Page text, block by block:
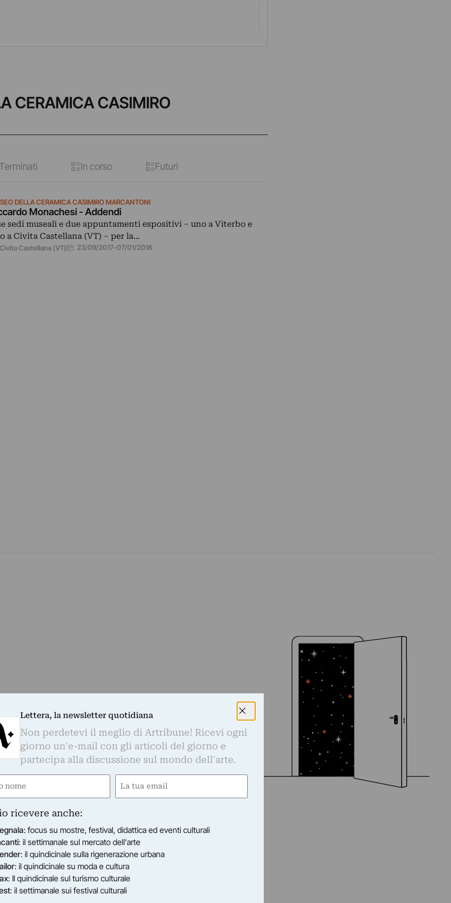
CERAMICA CASIMIRO
In corso Futuri
DELLA CERAMICA CASIMIRO MARCANTONI
Monachesi - Addendi
sedi museali e due appuntamenti espositivi – uno a Viterbo e
a Civita Castellana (VT) – per la…
Civita Castellana (VT) 23/09/2017–07/01/2018
Lettera, la newsletter quotidiana
Non perdetevi il meglio di Artribune! Ricevi ogni
giorno un'e-mail con gli articoli del giorno e
partecipa alla discussione sul mondo dell'arte.
Email
ricevere anche:
: focus su mostre, festival, didattica ed eventi culturali
: il settimanale sul mercato dell'arte
: il quindicinale sulla rigenerazione urbana
: il quindicinale su moda e cultura
: Il quindicinale sul turismo culturale
: il settimanale sui festival culturali